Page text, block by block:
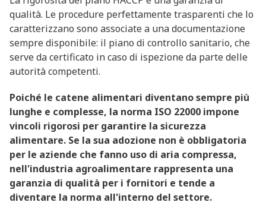
qualità. Le procedure perfettamente trasparenti che lo
caratterizzano sono associate a una documentazione
sempre disponibile: il piano di controllo sanitario, che
serve da certificato in caso di ispezione da parte delle
autorità competenti.
Poiché le catene alimentari diventano sempre più
lunghe e complesse, la norma ISO 22000 impone
vincoli rigorosi per garantire la sicurezza
alimentare. Se la sua adozione non è obbligatoria
per le aziende che fanno uso di aria compressa,
nell'industria agroalimentare rappresenta una
garanzia di qualità per i fornitori e tende a
diventare la norma all'interno del settore.